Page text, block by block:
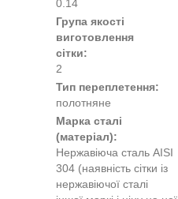
0.14
Група якості
виготовлення
сітки:
2
Тип переплетення:
полотняне
Марка сталі
(матеріал):
Нержавіюча сталь AISI
304 (наявність сітки із
нержавіючої сталі